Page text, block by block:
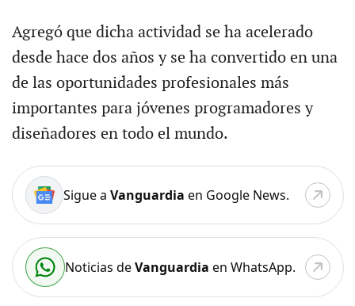
Agregó que dicha actividad se ha acelerado
desde hace dos años y se ha convertido en una
de las oportunidades profesionales más
importantes para jóvenes programadores y
diseñadores en todo el mundo.
Sigue a Vanguardia en Google News.
Noticias deVanguardia en WhatsApp.